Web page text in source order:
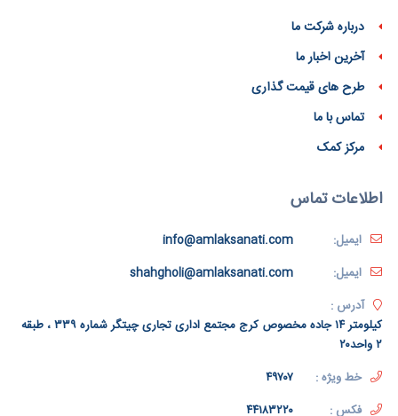
درباره شرکت ما
آخرین اخبار ما
طرح های قیمت گذاری
تماس با ما
مرکز کمک
اطلاعات تماس
ایمیل:
info@amlaksanati.com
ایمیل:
shahgholi@amlaksanati.com
آدرس :
کیلومتر ۱۴ جاده مخصوص کرج مجتمع اداری تجاری چیتگر شماره ۳۳۹ ، طبقه
۲ واحد۲۰
خط ویژه :
۴۹۷۰۷
فکس :
۴۴۱۸۳۲۲۰